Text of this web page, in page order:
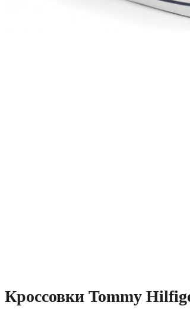
Кроссовки Tommy